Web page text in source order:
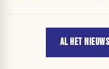
AL HET